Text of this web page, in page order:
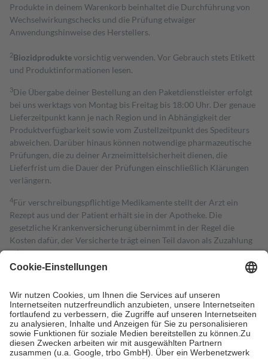
Produkte in deinem Warenkorb beinhaltet die Durchführung von
Wechselwirkungschecks und die Prüfung etwaiger
Anwendungshinweise des Herstellers.
2Biozidproduktevorsichtig verwenden. Vor Gebrauch stets Etikett
und Produktinformationen lesen.
3Die Übergabe deiner Bestellung an den Paketdienstleister erfolgt
bei uns werktags von Montag bis Freitag bis 18:00 Uhr. Der genaue
Lieferzeitpunkt kann je nach Region und in Abhängigkeit der
Produktverfügbarkeit sowie vom Zustellzeitpunkt des Spediteurs
abweichen. Darüber hinaus können notwendige pharmazeutische
Prüfungen, die zu deiner Arzneimittelsicherheit dienen, die
Lieferfrist um die Dauer der Prüfungen einschließlich Klärungen
verlängern.
4Für verschreibungspflichtige Medikamente stellt der Arzt ein
Rezept aus und der Patient erhält sie in der Apotheke. Die
gesetzliche Krankenversicherung übernimmt in der Regel die
Kosten dafür, der Versicherte trägt einen Teil davon als Zuzahlung
mit.
Grundsätzlich leisten Mitglieder Zuzahlungen in Höhe von zehn
höchstens zehn Euro.
Es sind jedoch nie mehr als die tatsächlichen
Kosten der Leistung zu entrichten.
Diese Regeln gelten grundsätzlich auch für Online-Apotheken.
Bei Heilmitteln und häuslicher Krankenpflege beträgt die
Zuzahlung zehn Prozent der Kosten sowie zehn Euro je
Verordnung.